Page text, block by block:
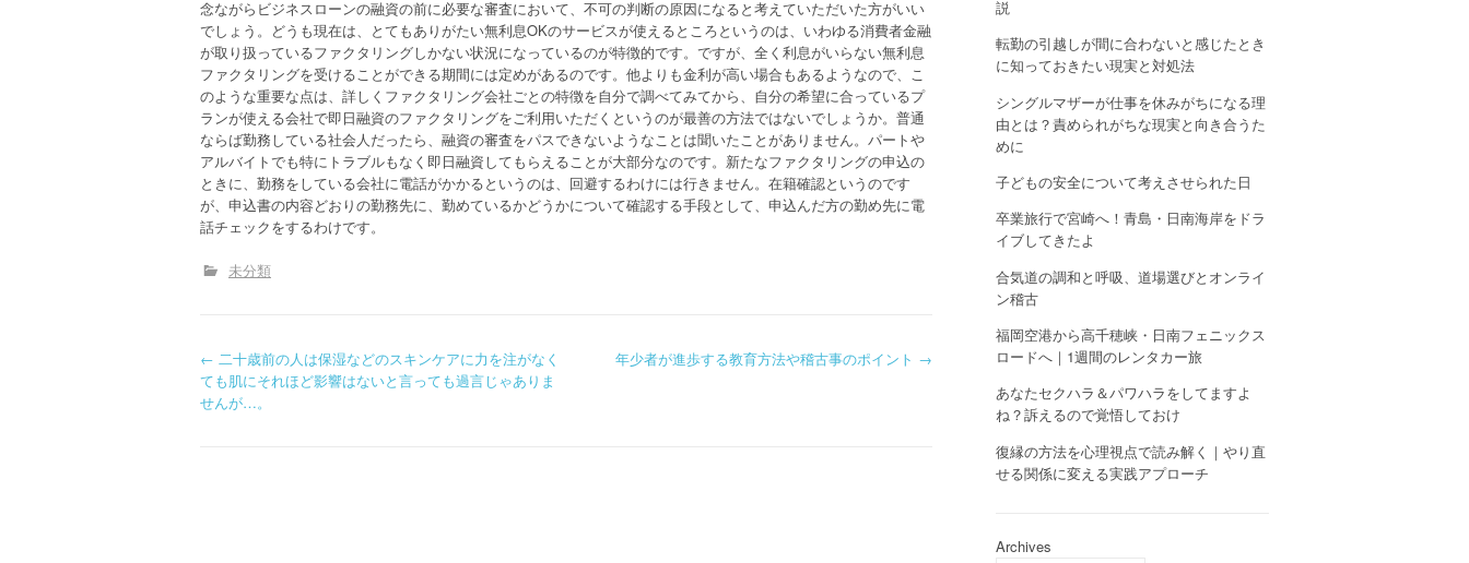
念ながらビジネスローンの融資の前に必要な審査において、不可の判断の原因になると考えていただいた方がいい
でしょう。どうも現在は、とてもありがたい無利息OKのサービスが使えるところというのは、いわゆる消費者金融
が取り扱っているファクタリングしかない状況になっているのが特徴的です。ですが、全く利息がいらない無利息
ファクタリングを受けることができる期間には定めがあるのです。他よりも金利が高い場合もあるようなので、こ
のような重要な点は、詳しくファクタリング会社ごとの特徴を自分で調べてみてから、自分の希望に合っているプ
ランが使える会社で即日融資のファクタリングをご利用いただくというのが最善の方法ではないでしょうか。普通
ならば勤務している社会人だったら、融資の審査をパスできないようなことは聞いたことがありません。パートや
アルバイトでも特にトラブルもなく即日融資してもらえることが大部分なのです。新たなファクタリングの申込の
ときに、勤務をしている会社に電話がかかるというのは、回避するわけには行きません。在籍確認というのです
が、申込書の内容どおりの勤務先に、勤めているかどうかについて確認する手段として、申込んだ方の勤め先に電
話チェックをするわけです。
未分類
P
o
← 二十歳前の人は保湿などのスキンケアに力を注がなく
ても肌にそれほど影響はないと言っても過言じゃありま
せんが…。
年少者が進歩する教育方法や稽古事のポイント →
説
転勤の引越しが間に合わないと感じたとき
に知っておきたい現実と対処法
シングルマザーが仕事を休みがちになる理
由とは？責められがちな現実と向き合うた
めに
子どもの安全について考えさせられた日
卒業旅行で宮崎へ！青島・日南海岸をドラ
イブしてきたよ
合気道の調和と呼吸、道場選びとオンライ
ン稽古
福岡空港から高千穂峡・日南フェニックス
ロードへ｜1週間のレンタカー旅
あなたセクハラ＆パワハラをしてますよ
ね？訴えるので覚悟しておけ
復縁の方法を心理視点で読み解く｜やり直
せる関係に変える実践アプローチ
Archives